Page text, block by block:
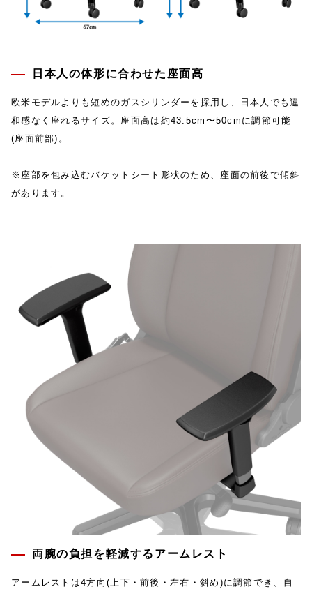
日本人の体形に合わせた座面高
欧米モデルよりも短めのガスシリンダーを採用し、日本人でも違
和感なく座れるサイズ。座面高は約43.5cm〜50cmに調節可能
(座面前部)。
※座部を包み込むバケットシート形状のため、座面の前後で傾斜
があります。
両腕の負担を軽減するアームレスト
アームレストは4方向(上下・前後・左右・斜め)に調節でき、自